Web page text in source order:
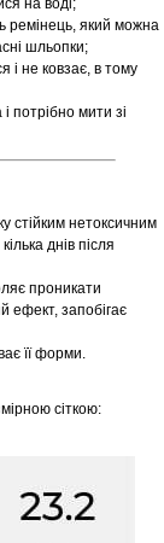
на воді;
ремінець, який можна
шльопки;
і не ковзає, в тому
потрібно мити зі
стійким нетоксичним
днів після
проникати
ефект, запобігає
її форми.
сіткою: